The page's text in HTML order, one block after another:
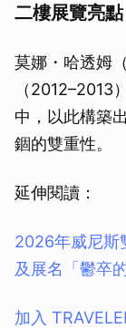
二樓展覽亮
莫娜・哈透姆
（2012–2013
中，以此構築
錮的雙重性。
延伸閱讀：
2026年威尼斯
及展名「鬱卒
加入